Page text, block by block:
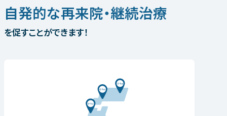
自発的な再来院・継続治療
を促すことができます！